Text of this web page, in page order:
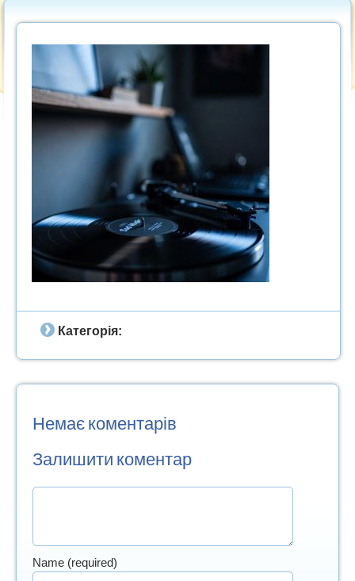
Рекомендуємо
Категорія:
Немає коментарів
Залишити коментар
Name (required)